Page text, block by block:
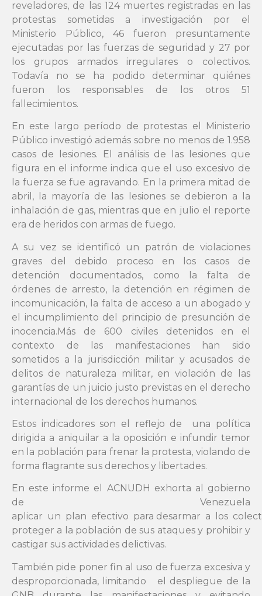
reveladores, de las 124 muertes registradas en las
protestas sometidas a investigación por el
Ministerio Público, 46 fueron presuntamente
ejecutadas por las fuerzas de seguridad y 27 por
los grupos armados irregulares o colectivos.
Todavía no se ha podido determinar quiénes
fueron los responsables de los otros 51
fallecimientos.
En este largo período de protestas el Ministerio
Público investigó además sobre no menos de 1.958
casos de lesiones. El análisis de las lesiones que
figura en el informe indica que el uso excesivo de
la fuerza se fue agravando. En la primera mitad de
abril, la mayoría de las lesiones se debieron a la
inhalación de gas, mientras que en julio el reporte
era de heridos con armas de fuego.
A su vez se identificó un patrón de violaciones
graves del debido proceso en los casos de
detención documentados, como la falta de
órdenes de arresto, la detención en régimen de
incomunicación, la falta de acceso a un abogado y
el incumplimiento del principio de presunción de
inocencia.Más de 600 civiles detenidos en el
contexto de las manifestaciones han sido
sometidos a la jurisdicción militar y acusados de
delitos de naturaleza militar, en violación de las
garantías de un juicio justo previstas en el derecho
internacional de los derechos humanos.
Estos indicadores son el reflejo de una política
dirigida a aniquilar a la oposición e infundir temor
en la población para frenar la protesta, violando de
forma flagrante sus derechos y libertades.
En este informe el ACNUDH exhorta al gobierno
de Venezuela
aplicar un plan efectivo para desarmar a los
proteger a la población de sus ataques y prohibir y
castigar sus actividades delictivas.
También pide poner fin al uso de fuerza excesiva y
desproporcionada, limitando el despliegue de la